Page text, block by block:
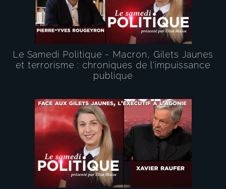
Le Samedi Politique - Macron, Gilets Jaunes
et terrorisme : chroniques de l'impuissance
publique